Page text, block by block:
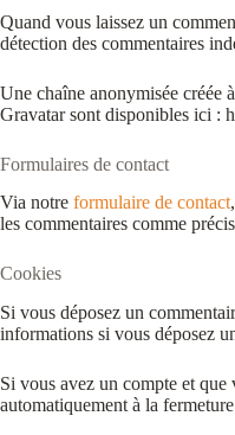
Quand vous laissez un
détection des commentaires
Une chaîne anonymisée créée
Gravatar sont disponibles ici :
Formulaires de contact
Via notre formulaire de contact
les commentaires comme
Cookies
Si vous déposez un
informations si vous déposez
Si vous avez un compte et que
automatiquement à la